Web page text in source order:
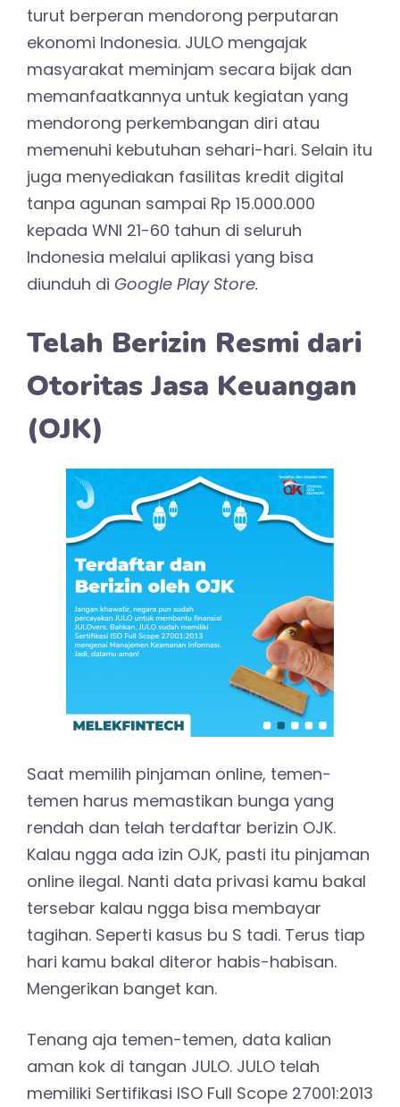
turut berperan mendorong perputaran
ekonomi Indonesia. JULO mengajak
masyarakat meminjam secara bijak dan
memanfaatkannya untuk kegiatan yang
mendorong perkembangan diri atau
memenuhi kebutuhan sehari-hari. Selain itu
juga menyediakan fasilitas kredit digital
tanpa agunan sampai Rp 15.000.000
kepada WNI 21-60 tahun di seluruh
Indonesia melalui aplikasi yang bisa
diunduh di Google Play Store.
Telah Berizin Resmi dari
Otoritas Jasa Keuangan
(OJK)
Saat memilih pinjaman online, temen-
temen harus memastikan bunga yang
rendah dan telah terdaftar berizin OJK.
Kalau ngga ada izin OJK, pasti itu pinjaman
online ilegal. Nanti data privasi kamu bakal
tersebar kalau ngga bisa membayar
tagihan. Seperti kasus bu S tadi. Terus tiap
hari kamu bakal diteror habis-habisan.
Mengerikan banget kan.
Tenang aja temen-temen, data kalian
aman kok di tangan JULO. JULO telah
memiliki Sertifikasi ISO Full Scope 27001:2013